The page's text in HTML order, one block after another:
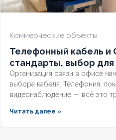
Коммерческие объекты
Телефонный кабель и
стандарты, выбор
Организация связи в офисе
выбора кабеля. Телефония,
видеонаблюдение — всё это
Читать далее »